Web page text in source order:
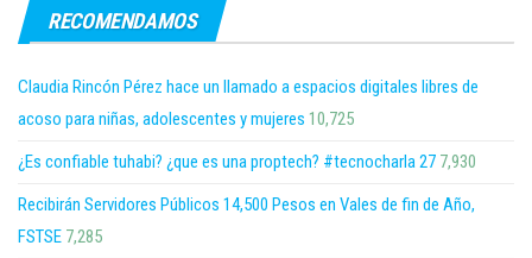
RECOMENDAMOS
Claudia Rincón Pérez hace un llamado a espacios digitales libres de
acoso para niñas, adolescentes y mujeres 10,725
¿Es confiable tuhabi? ¿que es una proptech? #tecnocharla 27 7,930
Recibirán Servidores Públicos 14,500 Pesos en Vales de fin de Año,
FSTSE 7,285